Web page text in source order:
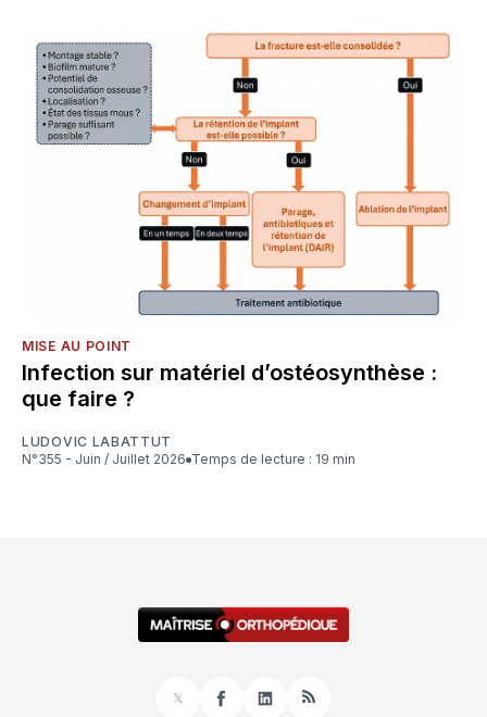
MISE AU POINT
Infection sur matériel d’ostéosynthèse :
que faire ?
LUDOVIC LABATTUT
N°355 - Juin / Juillet 2026
Temps de lecture : 19 min
𝕏
FacebookLinkedInRSS